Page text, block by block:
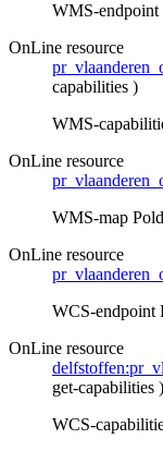
WMS-endpoint
OnLine resource
capabilities )
WMS-
OnLine resource
WMS-map
OnLine resource
WCS-endpoint
OnLine resource
get-capabilities )
WCS-